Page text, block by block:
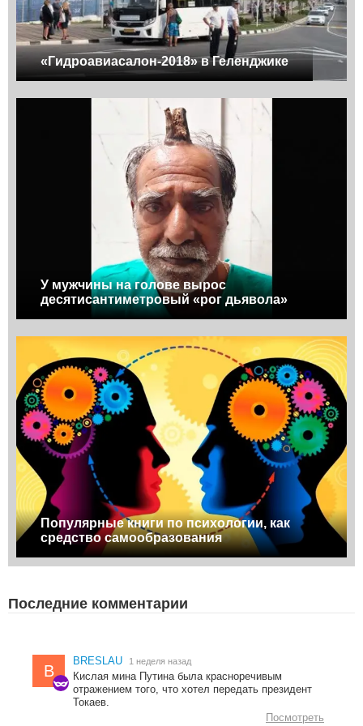
«Гидроавиасалон-2018» в Геленджике
У мужчины на голове вырос
десятисантиметровый «рог дьявола»
Популярные книги по психологии, как
средство самообразования
Последние комментарии
B
BRESLAU 1 неделя назад
Кислая мина Путина была красноречивым
отражением того, что хотел передать президент
Токаев.
Посмотреть